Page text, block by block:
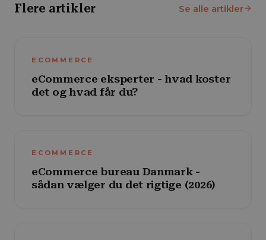
Flere artikler Se alle artikler
ECOMMERCE
eCommerce eksperter - hvad koster
det og hvad får du?
ECOMMERCE
eCommerce bureau Danmark -
sådan vælger du det rigtige (2026)